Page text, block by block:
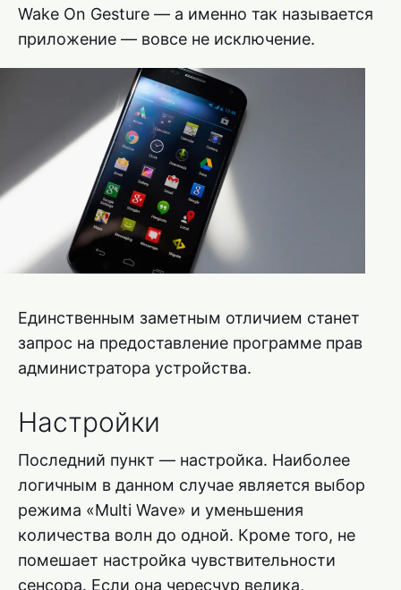
Wake On Gesture — а именно так называется
приложение — вовсе не исключение.
Единственным заметным отличием станет
запрос на предоставление программе прав
администратора устройства.
Настройки
Последний пункт — настройка. Наиболее
логичным в данном случае является выбор
режима «Multi Wave» и уменьшения
количества волн до одной. Кроме того, не
помешает настройка чувствительности
сенсора. Если она чересчур велика,